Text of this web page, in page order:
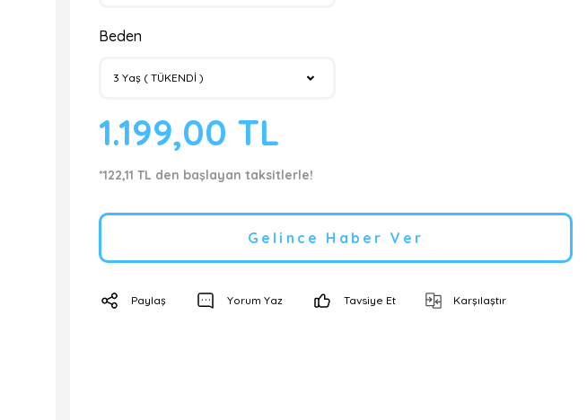
Beden
1.199,00 TL
*122,11 TL den başlayan taksitlerle!
Gelince Haber Ver
Paylaş Yorum Yaz Tavsiye Et Karşılaştır